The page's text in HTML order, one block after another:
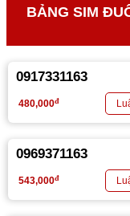
BẢNG SIM
0917331163
480,000đ
0969371163
543,000đ